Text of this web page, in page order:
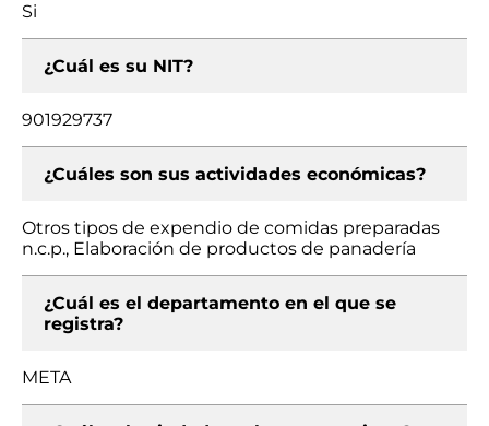
Si
¿Cuál es su NIT?
901929737
¿Cuáles son sus actividades económicas?
Otros tipos de expendio de comidas preparadas
n.c.p., Elaboración de productos de panadería
¿Cuál es el departamento en el que se
registra?
META